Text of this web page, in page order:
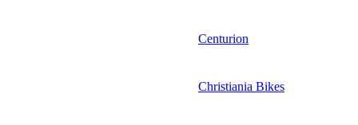
Centurion
Christiania Bikes